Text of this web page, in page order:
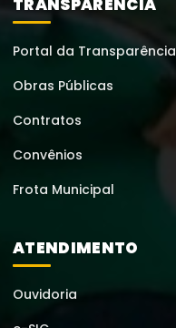
Portal da Transparência
Obras Públicas
Contratos
Convênios
Frota Municipal
ATENDIMENTO
Ouvidoria